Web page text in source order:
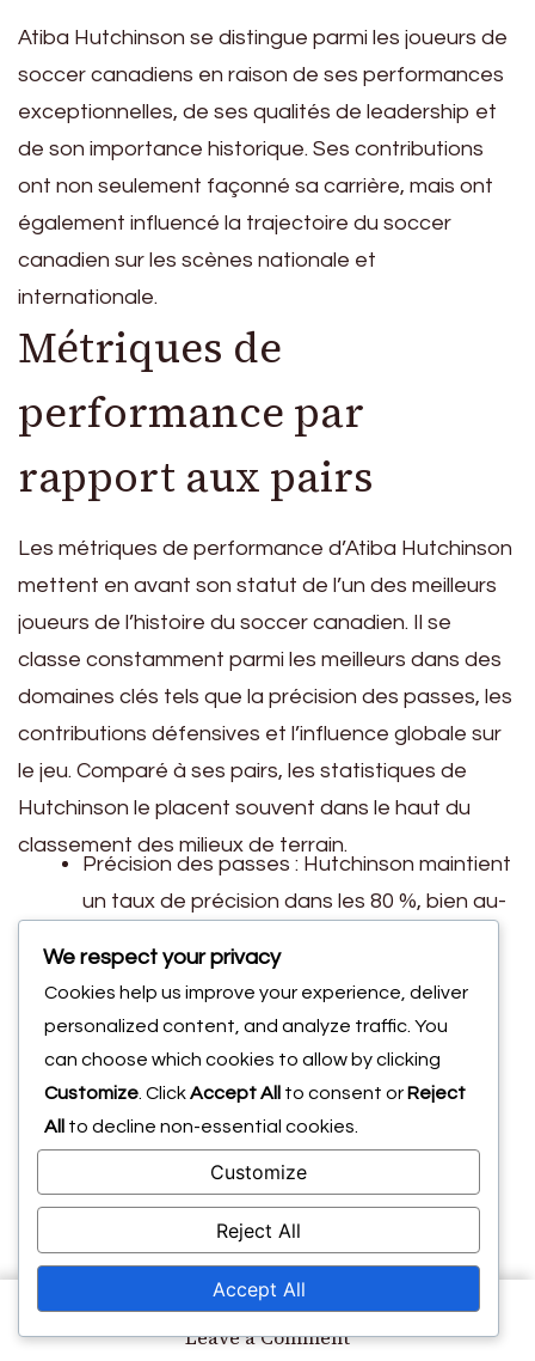
Leave a Commenton
Atiba Hutchinson se distingue parmi les joueurs de
soccer canadiens en raison de ses performances
exceptionnelles, de ses qualités de leadership et
de son importance historique. Ses contributions
ont non seulement façonné sa carrière, mais ont
également influencé la trajectoire du soccer
canadien sur les scènes nationale et
internationale.
Métriques de
performance par
rapport aux pairs
Les métriques de performance d’Atiba Hutchinson
mettent en avant son statut de l’un des meilleurs
joueurs de l’histoire du soccer canadien. Il se
classe constamment parmi les meilleurs dans des
domaines clés tels que la précision des passes, les
contributions défensives et l’influence globale sur
le jeu. Comparé à ses pairs, les statistiques de
Hutchinson le placent souvent dans le haut du
classement des milieux de terrain.
Précision des passes : Hutchinson maintient
un taux de précision dans les 80 %, bien au-
terrain.
Contributions défensives : Il réalise en
moyenne plusieurs tacles et interceptions
par match, montrant son double rôle de
créateur de jeu et de défenseur.
Expérience : Avec plus de cent sélections
pour l’équipe nationale, l’expérience de
Hutchinson est inégalée parmi ses
contemporains.
We respect your privacy
Cookies help us improve your experience, deliver
personalized content, and analyze traffic. You
can choose which cookies to allow by clicking
Customize . ClickAccept All to consent or Reject
All
to decline non-essential cookies.
Customize
Reject All
Accept All